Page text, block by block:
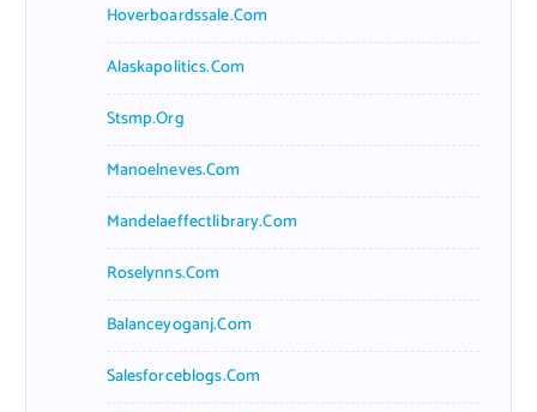
Hoverboardssale.com
Alaskapolitics.com
Stsmp.org
Manoelneves.com
Mandelaeffectlibrary.com
Roselynns.com
Balanceyoganj.com
Salesforceblogs.com